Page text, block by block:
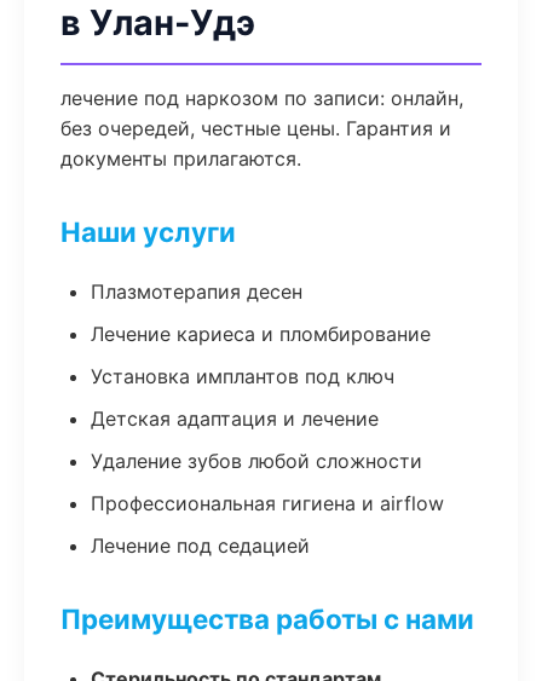
в Улан-Удэ
лечение под наркозом по записи: онлайн,
без очередей, честные цены. Гарантия и
документы прилагаются.
Наши услуги
Плазмотерапия десен
Лечение кариеса и пломбирование
Установка имплантов под ключ
Детская адаптация и лечение
Удаление зубов любой сложности
Профессиональная гигиена и airflow
Лечение под седацией
Преимущества работы с нами